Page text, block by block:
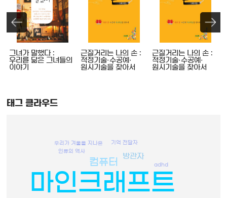
그녀가 말했다 :
우리를 닮은 그녀들의
이야기
근질거리는 나의 손 :
적정기술·수공예·
원시기술을 찾아서
근질거리는 나의 손 :
적정기술·수공예·
원시기술을 찾아서
태그 클라우드
마인크래프트
컴퓨터
방관자
adhd
기억 전달자
우리가 겨울을 지나온
인류의 역사